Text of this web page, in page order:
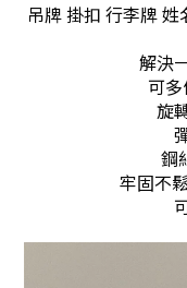
吊牌 掛扣 行李牌
解決
可
旋
鋼
牢固不